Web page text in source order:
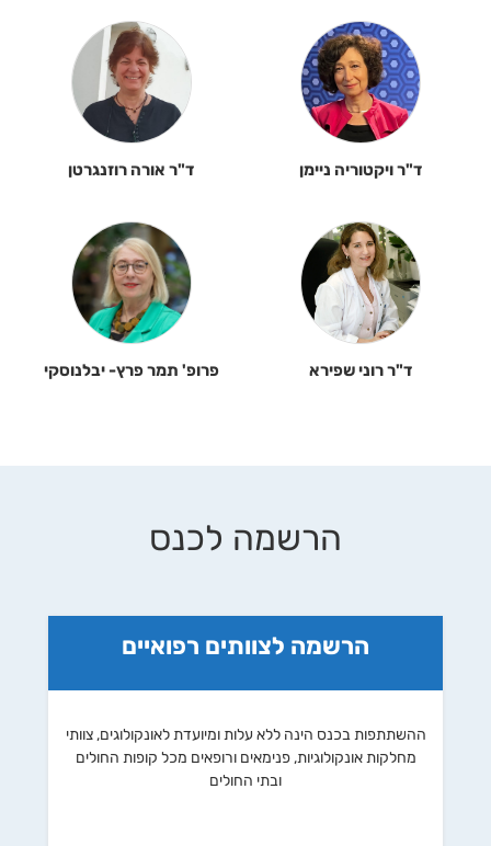
ד"ר ויקטוריה ניימן ד"ר אורה רוזנגרטן
ד"ר רוני שפירא פרופ' תמר פרץ- יבלנוסקי
הרשמה לכנס
הרשמה לצוותים רפואיים
ההשתתפות בכנס הינה ללא עלות ומיועדת לאונקולוגים, צוותי
מחלקות אונקולוגיות, פנימאים ורופאים מכל קופות החולים
ובתי החולים